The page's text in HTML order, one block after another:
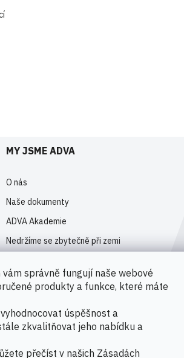
správně fungují naše webové
produkty a funkce, které máte
úspěšnost a
zkvalitňovat jeho nabídku a
přečíst v našich Zásadách
MY JSME ADVA
O nás
Naše dokumenty
ADVA Akademie
Nedržíme se zbytečně při zemi
Novinky